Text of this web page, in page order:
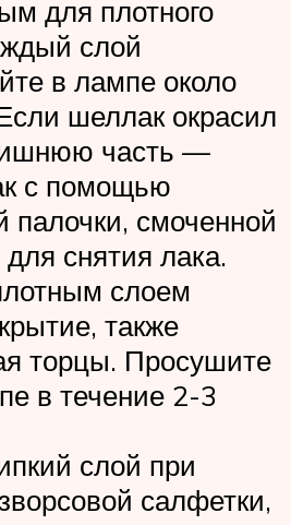
для плотного
слой
в лампе около
шеллак окрасил
часть —
с помощью
палочки, смоченной
снятия лака.
слоем
также
торцы. Просушите
в течение 2-3
слой при
салфетки,